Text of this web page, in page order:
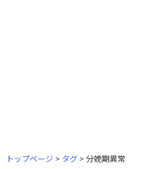
トップページ タグ 分娩期異常